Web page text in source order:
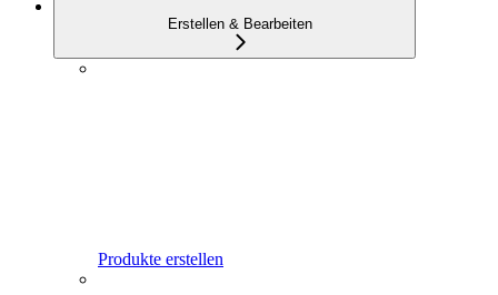
Erstellen & Bearbeiten
Produkte erstellen